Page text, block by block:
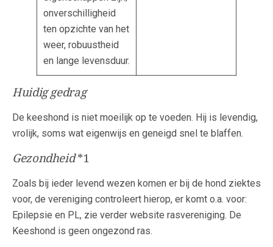
onverschilligheid
ten opzichte van het
weer, robuustheid
en lange levensduur.
Huidig gedrag
De keeshond is niet moeilijk op te voeden. Hij is levendig,
vrolijk, soms wat eigenwijs en geneigd snel te blaffen.
Gezondheid*1
Zoals bij ieder levend wezen komen er bij de hond ziektes
voor, de vereniging controleert hierop, er komt o.a. voor:
Epilepsie en PL, zie verder website rasvereniging. De
Keeshond is geen ongezond ras.